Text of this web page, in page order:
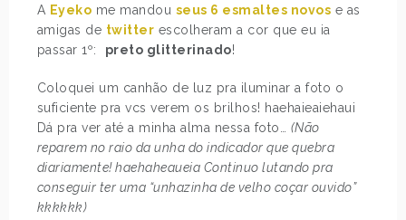
A Eyeko me mandou seus 6 esmaltes novos e as
amigas de twitter escolheram a cor que eu ia
passar 1º: preto glitterinado!
Coloquei um canhão de luz pra iluminar a foto o
suficiente pra vcs verem os brilhos! haehaieaiehaui
Dá pra ver até a minha alma nessa foto… (Não
reparem no raio da unha do indicador que quebra
diariamente! haehaheaueia Continuo lutando pra
conseguir ter uma “unhazinha de velho coçar ouvido”
kkkkkk)
POST ANTERIOR
MOTOROLA DEXT
PRÓXIMO POST
OVERDOSE: SAGA